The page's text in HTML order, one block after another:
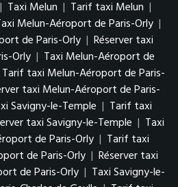
| Taxi Melun | Tarif taxi Melun |
Melun-Aéroport de Paris-Orly |
de Paris-Orly | Réserver taxi
Orly | Taxi Melun-Aéroport de
Tarif taxi Melun-Aéroport de Paris-
taxi Melun-Aéroport de Paris-
Savigny-le-Temple | Tarif taxi
taxi Savigny-le-Temple | Taxi
de Paris-Orly | Tarif taxi
de Paris-Orly | Réserver taxi
de Paris-Orly | Taxi Savigny-le-